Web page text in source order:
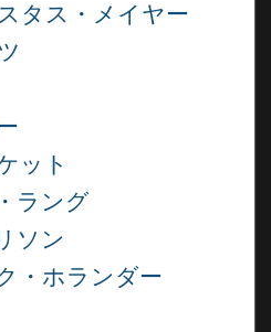
タス・メイヤー
ット
ラング
ソン
・ホランダー